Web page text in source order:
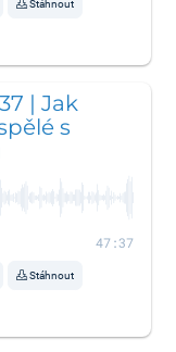
Stáhnout
| Jak
s
47:37
Stáhnout